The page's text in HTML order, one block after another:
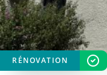
RÉNOVATION STAAT